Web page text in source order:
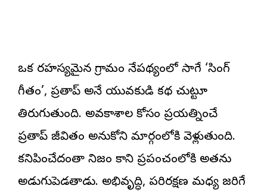
ఒక రహస్యమైన గ్రామం నేపథ్యంలో సాగే ‘సింగ్
గీతం’, ప్రతాప్ అనే యువకుడి కథ చుట్టూ
తిరుగుతుంది. అవకాశాల కోసం ప్రయత్నించే
ప్రతాప్ జీవితం అనుకోని మార్గంలోకి వెళ్లుతుంది.
కనిపించేదంతా నిజం కాని ప్రపంచంలోకి అతను
అడుగుపెడతాడు. అభివృద్ధి, పరిరక్షణ మధ్య జరిగే